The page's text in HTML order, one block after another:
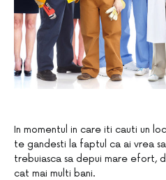
In momentul in care iti cauti un
te gandesti la faptul ca ai vrea sa
trebuiasca sa depui mare efort,
cat mai multi bani.